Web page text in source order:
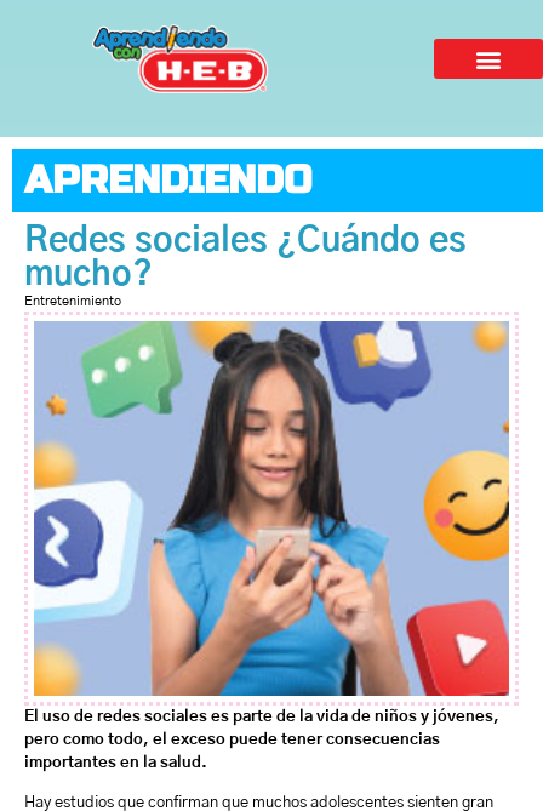
APRENDIENDO
Redes sociales ¿Cuándo es
mucho?
Entretenimiento
El uso de redes sociales es parte de la vida de niños y jóvenes,
pero como todo, el exceso puede tener consecuencias
importantes en la salud.
Hay estudios que confirman que muchos adolescentes sienten gran